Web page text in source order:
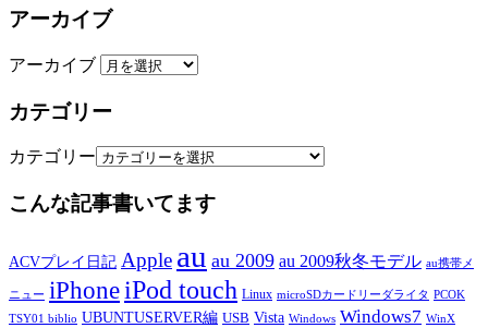
アーカイブ
アーカイブ
カテゴリー
カテゴリー
こんな記事書いてます
ACVプレイ日記 Apple au au 2009 au 2009秋冬モデル au携帯メ
ニュー iPhoneiPod touch Linux microSDカードリーダライタ PCOK
TSY01 biblio UBUNTUSERVER編 USB Vista Windows Windows7 WinX